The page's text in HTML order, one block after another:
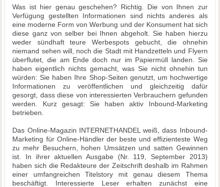
Was ist hier genau geschehen? Richtig. Die von Ihnen zur
Verfügung gestellten Informationen sind nichts anderes als
eine moderne Form von Werbung und der Konsument hat sich
diese ganz von selber bei Ihnen abgeholt. Sie haben hierzu
weder sündhaft teure Werbespots gebucht, die ohnehin
niemand sehen will, noch die Stadt mit Handzetteln und Flyern
überflutet, die am Ende doch nur im Papiermüll landen. Sie
haben eigentlich nichts gemacht, was Sie nicht ohnehin tun
würden: Sie haben Ihre Shop-Seiten genutzt, um hochwertige
Informationen zu veröffentlichen und gleichzeitig dafür
gesorgt, dass diese von interessierten Verbrauchern gefunden
werden. Kurz gesagt: Sie haben aktiv Inbound-Marketing
betrieben.
Das Online-Magazin INTERNETHANDEL weiß, dass Inbound-
Marketing für Online-Händler der beste und effizienteste Weg
zu mehr Besuchern, hohen Umsätzen und satten Gewinnen
ist. In ihrer aktuellen Ausgabe (Nr. 119, September 2013)
haben sich die Redakteure der Zeitschrift deshalb im Rahmen
einer umfangreichen Titelstory mit genau diesem Thema
beschäftigt. Interessierte Leser erhalten zunächst eine